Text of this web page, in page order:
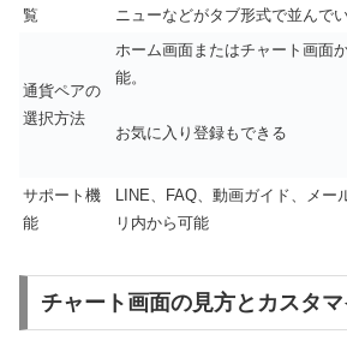
覧 ニューなどがタブ形式で並んで
通貨ペアの
選択方法
ホーム画面またはチャート画面
能。
お気に入り登録もできる
サポート機
能
LINE、FAQ、動画ガイド、メー
リ内から可能
チャート画面の見方とカスタ